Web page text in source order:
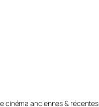
cinéma anciennes & récentes